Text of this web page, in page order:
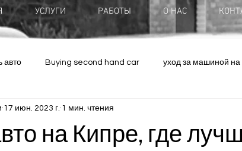
УСЛУГИ РАБОТЫ О НАС
авто Buying second hand car уход за машиной на
и недостатки полезная
на Кипре, где
17 июн. 2023 г. 1 мин. чтения